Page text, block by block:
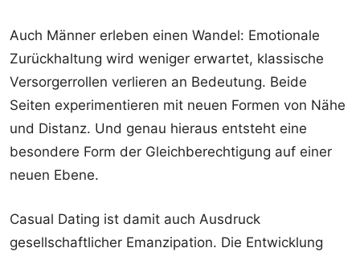
Auch Männer erleben einen Wandel: Emotionale
Zurückhaltung wird weniger erwartet, klassische
Versorgerrollen verlieren an Bedeutung. Beide
Seiten experimentieren mit neuen Formen von Nähe
und Distanz. Und genau hieraus entsteht eine
besondere Form der Gleichberechtigung auf einer
neuen Ebene.
Casual Dating ist damit auch Ausdruck
gesellschaftlicher Emanzipation. Die Entwicklung